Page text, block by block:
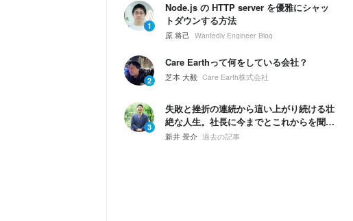
1
Node.js の HTTP server を優雅にシャッ
トダウンする方法
原 将己 Wantedly Engineer Blog
2
Care Earthって何をしている会社？
芝本 大毅 Care Earth株式会社
3
失敗と挫折の連続から這い上がり続ける壮
絶な人生。社長に今までとこれからを聞い
てみた。
新井 景介 過去の記事